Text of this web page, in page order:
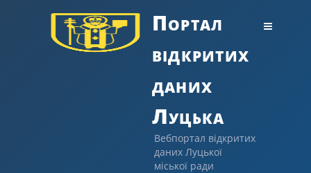
Портал
відкритих
даних
Луцька
Вебпортал відкритих
даних Луцької
міської ради